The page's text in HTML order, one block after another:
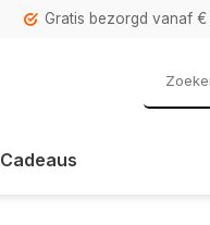
Gratis bezorgd vanaf €
Cadeaus